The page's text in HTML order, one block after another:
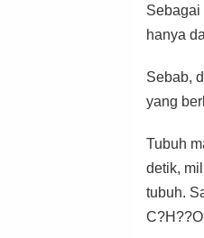
Sebagai
hanya
Sebab,
yang
Tubuh
detik,
tubuh.